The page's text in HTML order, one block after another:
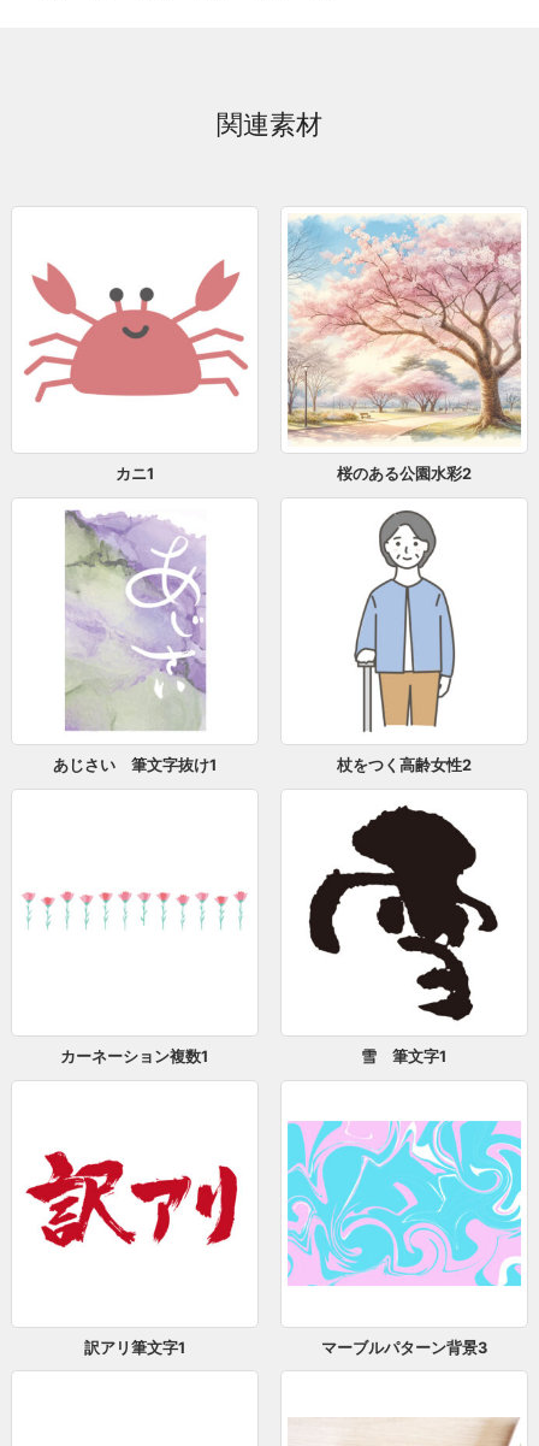
関連素材
カニ1 桜のある公園水彩2
あじさい 筆文字抜け1 杖をつく高齢女性2
カーネーション複数1 雪 筆文字1
訳アリ筆文字1 マーブルパターン背景3